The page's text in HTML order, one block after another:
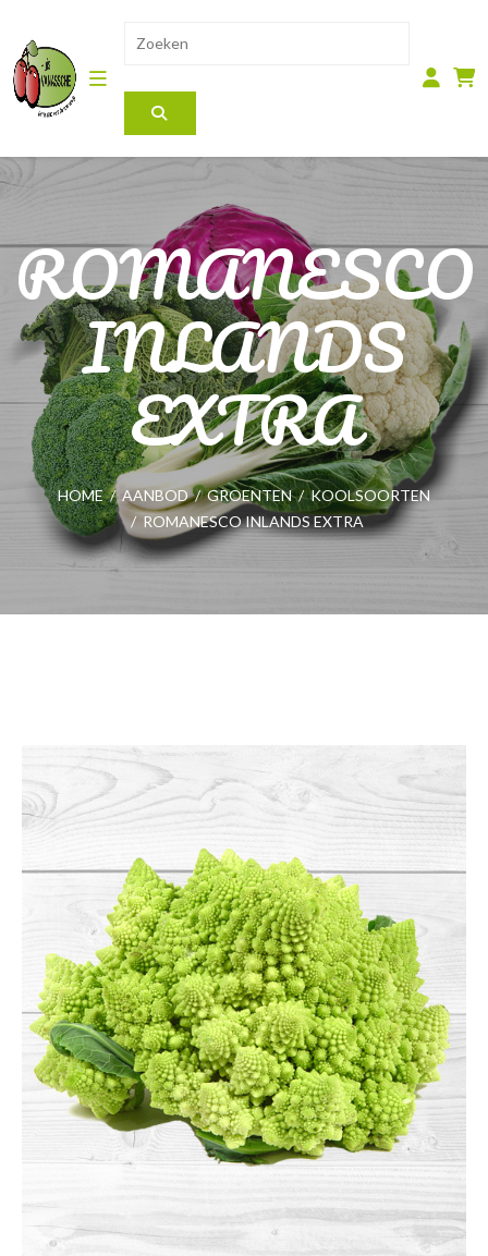
ROMANESCO
INLANDS
EXTRA
HOME / AANBOD / GROENTEN / KOOLSOORTEN
/ ROMANESCO INLANDS EXTRA